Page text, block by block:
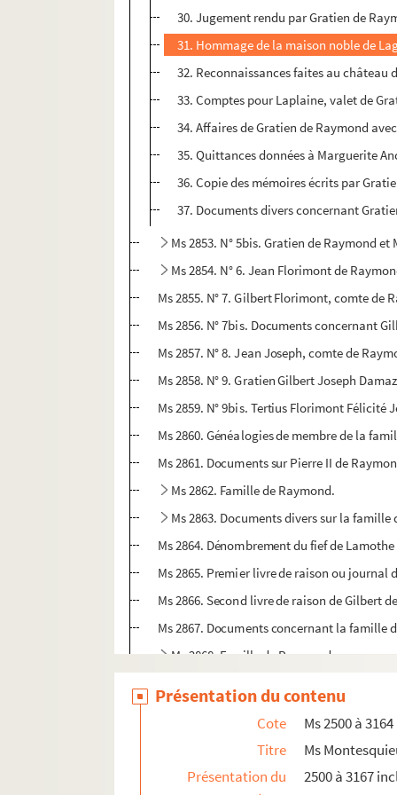
30. Jugement rendu par Gratien de
31. Hommage de la maison noble de
32. Reconnaissances faites au château
33. Comptes pour Laplaine, valet de
34. Affaires de Gratien de Raymond
35. Quittances données à Marguerite
36. Copie des mémoires écrits par
37. Documents divers concernant
Ms 2853. N° 5bis. Gratien de Raymond
Ms 2854. N° 6. Jean Florimont de
Ms 2855. N° 7. Gilbert Florimont, comte
Ms 2856. N° 7bis. Documents concernant
Ms 2857. N° 8. Jean Joseph, comte de
Ms 2858. N° 9. Gratien Gilbert Joseph
Ms 2859. N° 9bis. Tertius Florimont Félicité
Ms 2860. Généalogies de membre de la
Ms 2861. Documents sur Pierre II de
Ms 2862. Famille de Raymond.
Ms 2863. Documents divers sur la famille
Ms 2864. Dénombrement du fief de
Ms 2865. Premier livre de raison ou journal
Ms 2866. Second livre de raison de Gilbert
Ms 2867. Documents concernant la famille
Ms 2868. Famille de Raymond.
Présentation du contenu
Cote
Ms 2500 à 3164
Titre
Ms
Présentation du
2500 à 3167